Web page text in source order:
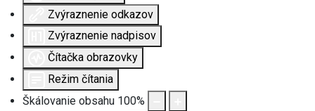
Zvýraznenie odkazov
Zvýraznenie nadpisov
Čítačka obrazovky
Režim čítania
Škálovanie obsahu 100%